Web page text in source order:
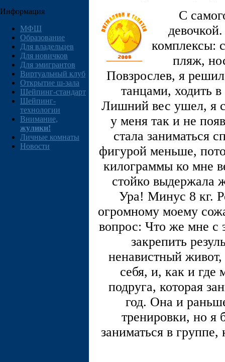
Информация
МФШ
Образование
Для владельцев
Для новичков
Для эмигрантов
Виртуальный клуб
Открытие ш-зала
Шейпинг-стандарт
Шейпинг-
технологии
Внимание,
жулики!
Личные комнаты
Новости
С
комплексы:
пляж,
Повзрослев, я
танцами, ходить
Лишний вес ушел, я
у меня так и не
стала заниматься
фигурой меньше,
килограммы ко мне
стойко выдержала
Ура! Минус 8 кг.
огромному моему
вопрос: Что же мне с
закрепить
ненавистный
себя, и, как и где
подруга, которая
год. Она и
тренировки, но я
заниматься в группе,